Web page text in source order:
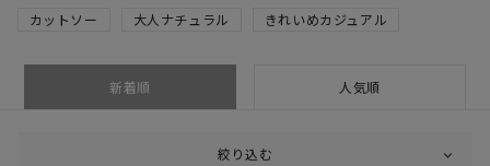
カットソー
大人ナチュラル きれいめカジュアル
新着順 人気順
絞り込む